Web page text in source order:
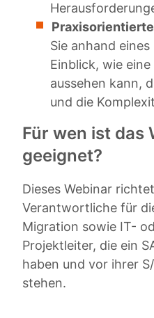
Sie anhand
Einblick, wie
aussehen kann,
und die
Für wen ist das
geeignet?
Dieses Webinar
Verantwortliche für
Migration sowie IT-
Projektleiter, die ein
haben und vor ihrer
stehen.